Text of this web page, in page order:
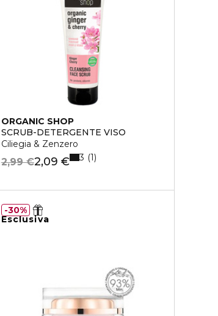
ORGANIC SHOP
SCRUB-DETERGENTE VISO
Ciliegia & Zenzero
2,09 €
2,99 € 3 1
Esclusiva
30%